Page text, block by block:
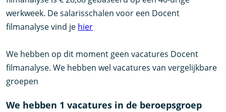
werkweek. De salarisschalen voor een Docent
filmanalyse vind je hier
We hebben op dit moment geen vacatures Docent
filmanalyse. We hebben wel vacatures van vergelijkbare
groepen
We hebben 1 vacatures in de beroepsgroep